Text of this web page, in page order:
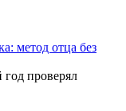
метод отца без
проверял